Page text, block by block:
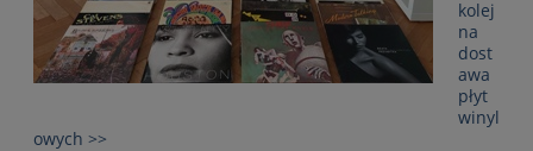
kolej
na
dost
awa
płyt
winyl
owych >>